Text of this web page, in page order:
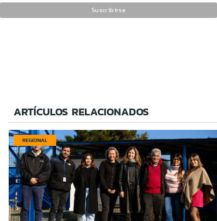
ARTÍCULOS RELACIONADOS
REGIONAL